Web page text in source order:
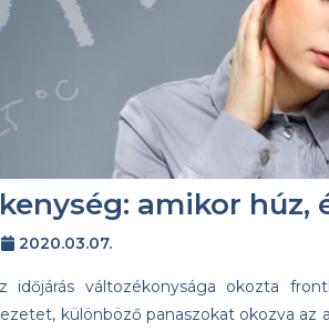
amikor húz,
2020.03.07.
időjárás változékonysága okozta
különböző panaszokat okozva